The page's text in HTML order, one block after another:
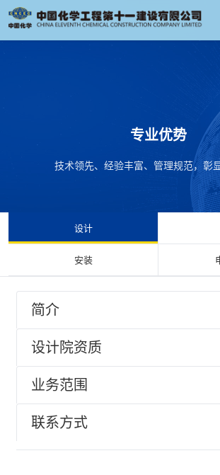
专业优势
技术领先、经验丰富、管理规范，彰
设计
安装
简介
设计院资质
业务范围
联系方式